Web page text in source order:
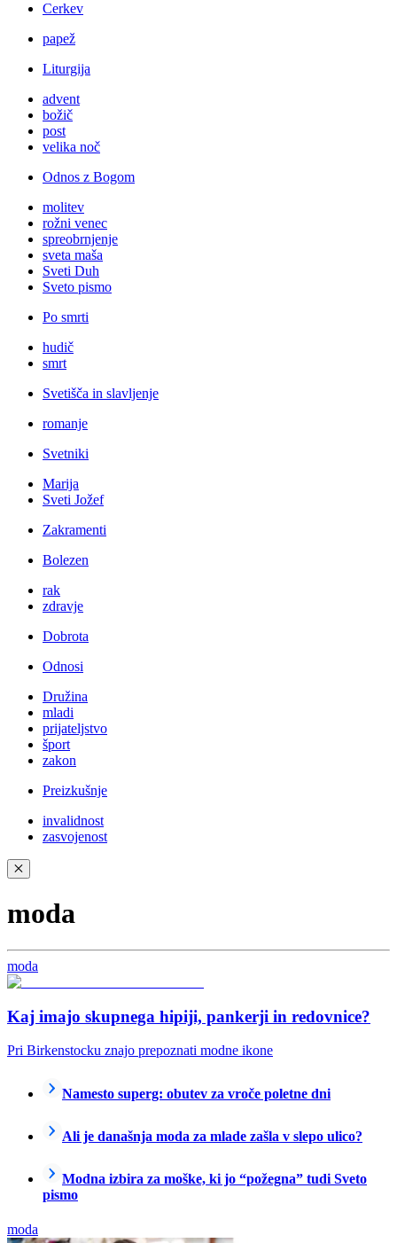
Cerkev
papež
Liturgija
advent
božič
post
velika noč
Odnos z Bogom
molitev
rožni venec
spreobrnjenje
sveta maša
Sveti Duh
Sveto pismo
Po smrti
hudič
smrt
Svetišča in slavljenje
romanje
Svetniki
Marija
Sveti Jožef
Zakramenti
Bolezen
rak
zdravje
Dobrota
Odnosi
Družina
mladi
prijateljstvo
šport
zakon
Preizkušnje
invalidnost
zasvojenost
✕
moda
moda
Kaj imajo skupnega hipiji, pankerji in redovnice?
Pri Birkenstocku znajo prepoznati modne ikone
Namesto superg: obutev za vroče poletne dni
Ali je današnja moda za mlade zašla v slepo ulico?
Modna izbira za moške, ki jo “požegna” tudi Sveto
pismo
moda